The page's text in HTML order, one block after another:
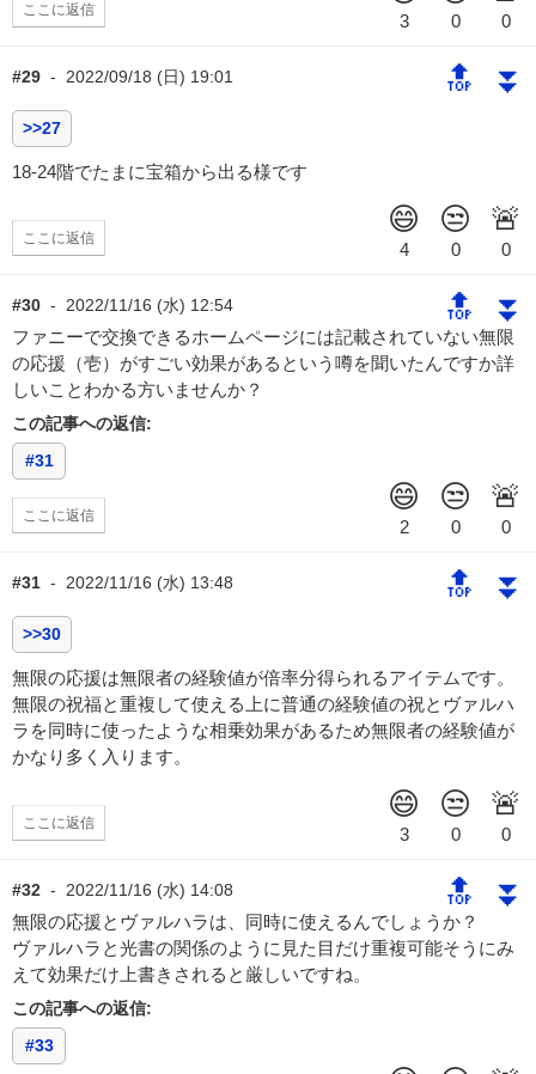
ここに返信
#29 - 2022/09/18 (日) 19:01 🔝 ⏬
>>27
18-24階でたまに宝箱から出る様です
ここに返信
#30 - 2022/11/16 (水) 12:54 🔝 ⏬
ファニーで交換できるホームページには記載されていない無限
の応援（壱）がすごい効果があるという噂を聞いたんですか詳
しいことわかる方いませんか？
この記事への返信:
#31
ここに返信
#31 - 2022/11/16 (水) 13:48 🔝 ⏬
>>30
無限の応援は無限者の経験値が倍率分得られるアイテムです。
無限の祝福と重複して使える上に普通の経験値の祝とヴァルハ
ラを同時に使ったような相乗効果があるため無限者の経験値が
かなり多く入ります。
ここに返信
#32 - 2022/11/16 (水) 14:08 🔝 ⏬
無限の応援とヴァルハラは、同時に使えるんでしょうか？
ヴァルハラと光書の関係のように見た目だけ重複可能そうにみ
えて効果だけ上書きされると厳しいですね。
この記事への返信:
#33